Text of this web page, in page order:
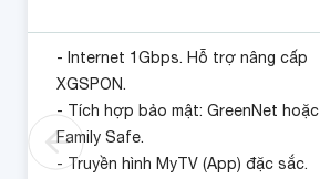
- Internet 1Gbps. Hỗ trợ nâng cấp
XGSPON.
- Tích hợp bảo mật: GreenNet hoặc
Family Safe.
- Truyền hình MyTV (App) đặc sắc.